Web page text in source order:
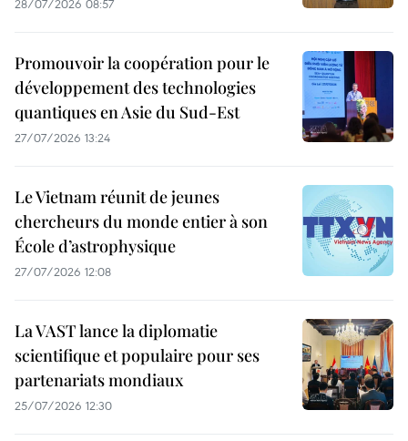
28/07/2026 08:57
Promouvoir la coopération pour le
développement des technologies
quantiques en Asie du Sud-Est
27/07/2026 13:24
Le Vietnam réunit de jeunes
chercheurs du monde entier à son
École d’astrophysique
27/07/2026 12:08
La VAST lance la diplomatie
scientifique et populaire pour ses
partenariats mondiaux
25/07/2026 12:30